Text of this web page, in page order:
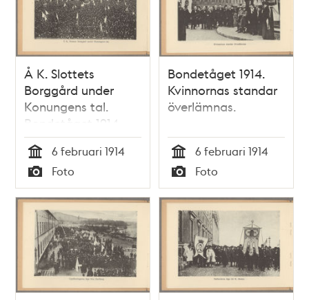
Å K. Slottets
Borggård under
Konungens tal.
Bondetåget 1914.
Tid
6 februari 1914
Typ
Foto
Bondetåget 1914.
Kvinnornas standar
överlämnas.
Tid
6 februari 1914
Typ
Foto